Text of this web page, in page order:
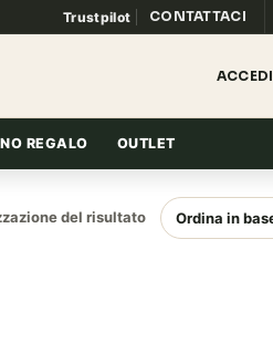
Trustpilot CONTATTACI
ACCEDI
REGALO OUTLET
del risultato